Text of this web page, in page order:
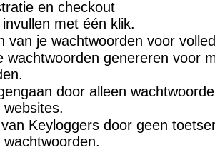
en checkout
met één klik.
van je wachtwoorden voor
wachtwoorden genereren voor
door alleen
Keyloggers door geen